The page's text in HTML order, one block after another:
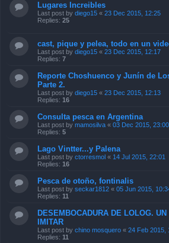
Lugares Increibles
Last post by diego15 « 23 Dec 2015, 12:25
Replies: 25
cast, pique y pelea, todo en un
Last post by diego15 « 23 Dec 2015, 12:17
Replies: 7
Reporte Choshuenco y Junín de
Parte 2.
Last post by diego15 « 23 Dec 2015, 12:13
Replies: 16
Consulta pesca en Argentina
Last post by mamosilva « 03 Dec 2015, 23:00
Replies: 5
Lago Vintter...y Palena
Last post by ctorresmol « 14 Jul 2015, 22:01
Replies: 16
Pesca de otoño, fontinalis
Last post by seckar1812 « 05 Jun 2015,
Replies: 11
DESEMBOCADURA DE LOLOG.
IMITAR
Last post by chino mosquero « 24 Feb 2015,
Replies: 11